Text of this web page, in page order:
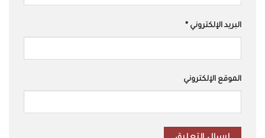
البريد الإلكتروني *
الموقع الإلكتروني